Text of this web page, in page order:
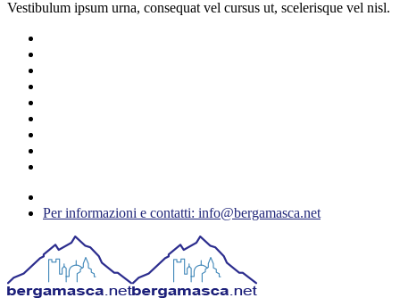
Vestibulum ipsum urna, consequat vel cursus ut, scelerisque vel nisl.
Per informazioni e contatti: info@bergamasca.net